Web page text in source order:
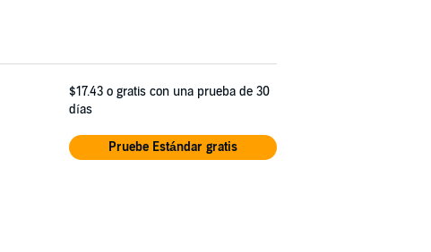
$17.43 o gratis con una prueba de 30
días
Pruebe Estándar gratis